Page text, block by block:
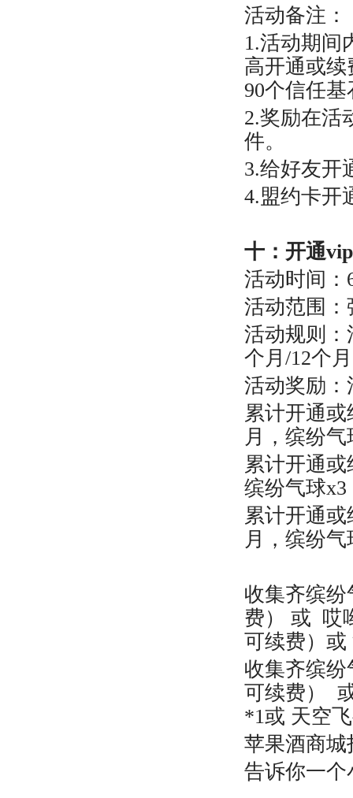
活动备注：
1.活动期间
高开通或
90个信任
2.奖励在活
件。
3.给好友开
4.盟约卡开
十： 开通
活动时间：
活动范围
活动规则：
个月/12个
活动奖励
累计开通
月，缤纷气
累计开通
缤纷气球x3
累计开通
月，缤纷气
收集齐缤纷
费） 或 哎
可续费）或
收集齐缤
可续费）
*1或 天空
苹果酒商城
告诉你一